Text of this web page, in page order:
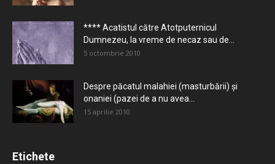
**** Acatistul către Atotputernicul
Dumnezeu, la vreme de necaz sau de...
5 octombrie 2010
Despre păcatul malahiei (masturbării) şi
onaniei (pazei de a nu avea...
15 aprilie 2010
Etichete